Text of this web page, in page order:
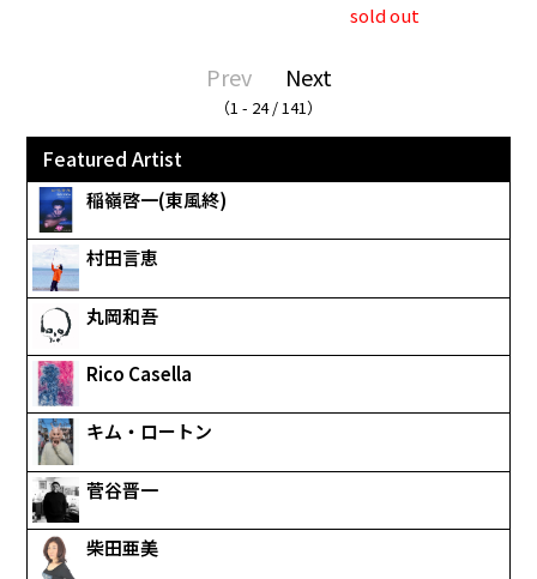
sold out
Prev Next
（1 - 24 / 141）
Featured Artist
稲嶺啓一(東風終)
村田言恵
丸岡和吾
Rico Casella
キム・ロートン
菅谷晋一
柴田亜美